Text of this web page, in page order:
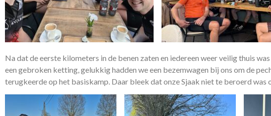
Na dat de eerste kilometers in de benen zaten en iedereen weer veilig thuis
een gebroken ketting, gelukkig hadden we een bezemwagen bij ons om de
terugkeerde op het basiskamp. Daar bleek dat onze Sjaak niet te beroerd was